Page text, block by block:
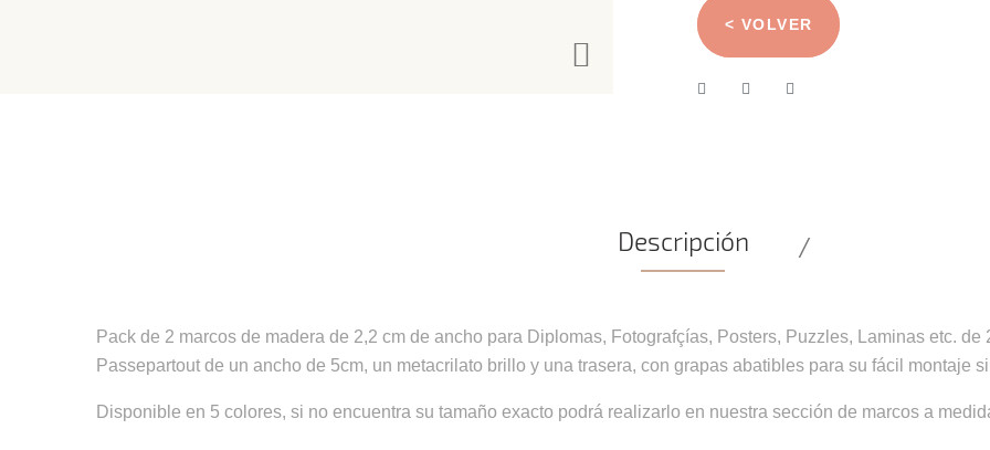
< VOLVER
Descripción
Pack de 2 marcos de madera de 2,2 cm de ancho para Diplomas, Fotografçías, Posters, Puzzles, Laminas etc.
Passepartout de un ancho de 5cm, un metacrilato brillo y una trasera, con grapas abatibles para su fácil montaje
Disponible en 5 colores, si no encuentra su tamaño exacto podrá realizarlo en nuestra sección de marcos a